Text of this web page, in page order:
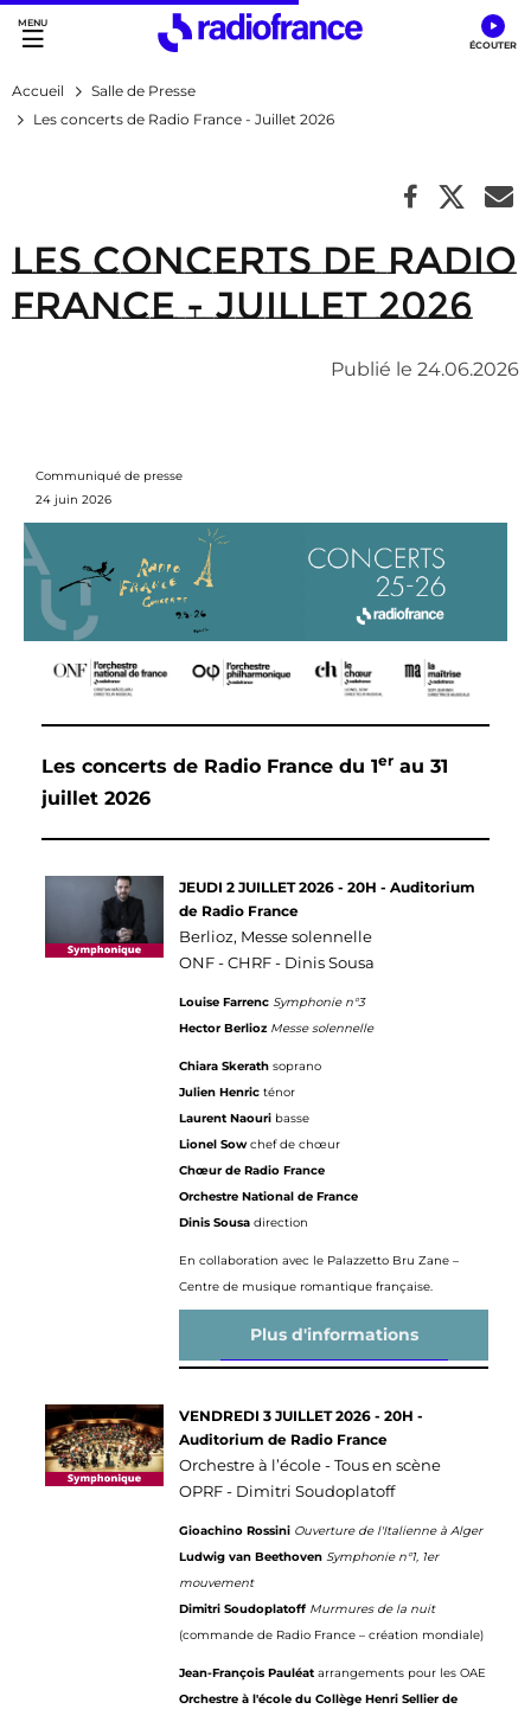
Accès direct :
Menu principal
Contenu
Accueil
Salle de Presse
Les concerts de Radio France - Juillet 2026
Les concerts de Radio
France - Juillet 2026
Publié le 24.06.2026
Communiqué de presse
24 juin 2026
Les concerts de Radio France du 1er au 31
juillet 2026
JEUDI 2 JUILLET 2026 - 20H - Auditorium
de Radio France
Berlioz, Messe solennelle
ONF - CHRF - Dinis Sousa
Louise Farrenc Symphonie n°3
Hector Berlioz Messe solennelle
Chiara Skerathsoprano
Julien Henricténor
Laurent Naouri basse
Lionel Sowchef de chœur
Chœur de Radio France
Orchestre National de France
Dinis Sousadirection
En collaboration avec le Palazzetto Bru Zane –
Centre de musique romantique française.
Plus d'informations
VENDREDI 3 JUILLET 2026 - 20H -
Auditorium de Radio France
Orchestre à l’école - Tous en scène
OPRF - Dimitri Soudoplatoff
Gioachino Rossini Ouverture de l'Italienne à Alger
Ludwig van Beethoven Symphonie n°1, 1er
mouvement
Dimitri Soudoplatoff Murmures de la nuit
(commande de Radio France – création mondiale)
Jean-François Pauléat arrangements pour les OAE
Orchestre à l'école du Collège Henri Sellier de